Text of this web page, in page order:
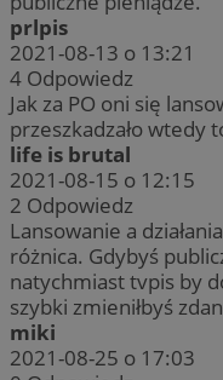
prlpis
2021-08-13 o 13:21
4 Odpowiedz
Jak za PO oni się
przeszkadzało wtedy
life is brutal
2021-08-15 o 12:15
2 Odpowiedz
Lansowanie a
różnica. Gdybyś
natychmiast tvpis by
szybki zmieniłbyś
miki
2021-08-25 o 17:03